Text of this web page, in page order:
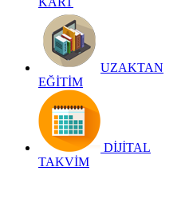
UZAKTAN
EĞİTİM
DİJİTAL
TAKVİM